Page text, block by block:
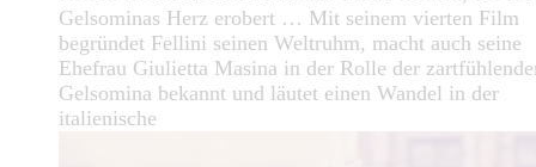
Gelsominas Herz erobert … Mit seinem vierten Film
begründet Fellini seinen Weltruhm, macht auch seine
Ehefrau Giulietta Masina in der Rolle der
Gelsomina bekannt und läutet einen Wandel in der
italienische